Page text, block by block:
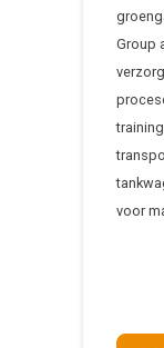
Group
voor